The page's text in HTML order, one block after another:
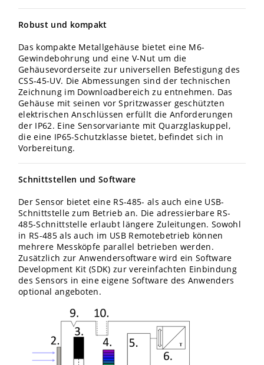
Robust und kompakt
Das kompakte Metallgehäuse bietet eine M6-
Gewindebohrung und eine V-Nut um die
Gehäusevorderseite zur universellen Befestigung des
CSS‑45-UV. Die Abmessungen sind der technischen
Zeichnung im Downloadbereich zu entnehmen. Das
Gehäuse mit seinen vor Spritzwasser geschützten
elektrischen Anschlüssen erfüllt die Anforderungen
der IP62. Eine Sensorvariante mit Quarzglaskuppel,
die eine IP65-Schutzklasse bietet, befindet sich in
Vorbereitung.
Schnittstellen und Software
Der Sensor bietet eine RS-485- als auch eine USB-
Schnittstelle zum Betrieb an. Die adressierbare RS-
485-Schnittstelle erlaubt längere Zuleitungen. Sowohl
in RS-485 als auch im USB Remotebetrieb können
mehrere Messköpfe parallel betrieben werden.
Zusätzlich zur Anwendersoftware wird ein Software
Development Kit (SDK) zur vereinfachten Einbindung
des Sensors in eine eigene Software des Anwenders
optional angeboten.